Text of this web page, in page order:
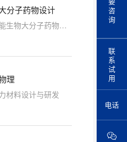
咨
询
联
系
试
用
电话
分子药物设计
生物大分子药物发
料物理
材料设计与研发